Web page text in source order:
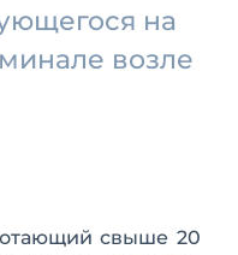
на
возле
свыше 20